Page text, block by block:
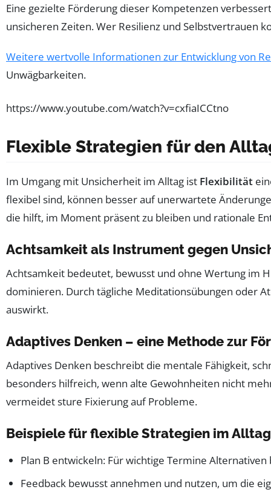
Eine gezielte Förderung dieser Kompetenzen
unsicheren Zeiten. Wer Resilienz und Selbstvertrauen
Weitere wertvolle Informationen zur Entwicklung von
Unwägbarkeiten.
https://www.youtube.com/watch?v=cxfiaICCtno
Flexible Strategien für den
Im Umgang mit Unsicherheit im Alltag ist Flexibilität
flexibel sind, können besser auf unerwartete
die hilft, im Moment präsent zu bleiben und rationale
Achtsamkeit als Instrument gegen
Achtsamkeit bedeutet, bewusst und ohne Wertung im
dominieren. Durch tägliche Meditationsübungen oder
auswirkt.
Adaptives Denken – eine Methode zur
Adaptives Denken beschreibt die mentale Fähigkeit,
besonders hilfreich, wenn alte Gewohnheiten nicht
vermeidet sture Fixierung auf Probleme.
Beispiele für flexible Strategien im Alltag
Plan B entwickeln: Für wichtige Termine
Feedback bewusst annehmen und nutzen, um die